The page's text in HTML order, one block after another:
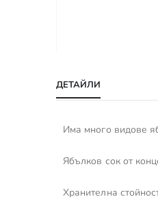
началото
на
със
ДЕТАЙЛИ
Има много видове
Ябълков сок от
Хранителна